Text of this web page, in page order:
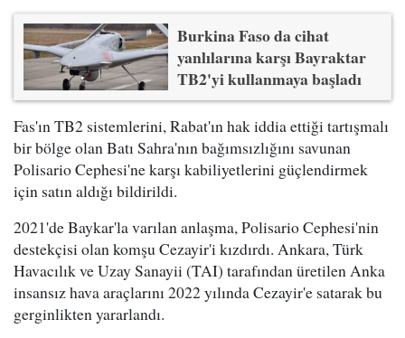
Burkina Faso da cihat
yanlılarına karşı Bayraktar
TB2'yi kullanmaya başladı
Fas'ın TB2 sistemlerini, Rabat'ın hak iddia ettiği tartışmalı
bir bölge olan Batı Sahra'nın bağımsızlığını savunan
Polisario Cephesi'ne karşı kabiliyetlerini güçlendirmek
için satın aldığı bildirildi.
2021'de Baykar'la varılan anlaşma, Polisario Cephesi'nin
destekçisi olan komşu Cezayir'i kızdırdı. Ankara, Türk
Havacılık ve Uzay Sanayii (TAI) tarafından üretilen Anka
insansız hava araçlarını 2022 yılında Cezayir'e satarak bu
gerginlikten yararlandı.